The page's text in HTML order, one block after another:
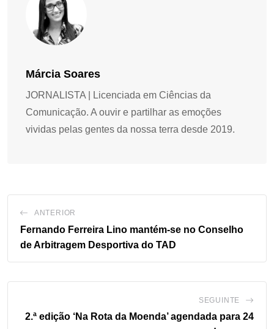
Márcia Soares
JORNALISTA | Licenciada em Ciências da
Comunicação. A ouvir e partilhar as emoções
vividas pelas gentes da nossa terra desde 2019.
ANTERIOR
Fernando Ferreira Lino mantém-se no Conselho
de Arbitragem Desportiva do TAD
SEGUINTE
2.ª edição ‘Na Rota da Moenda’ agendada para 24